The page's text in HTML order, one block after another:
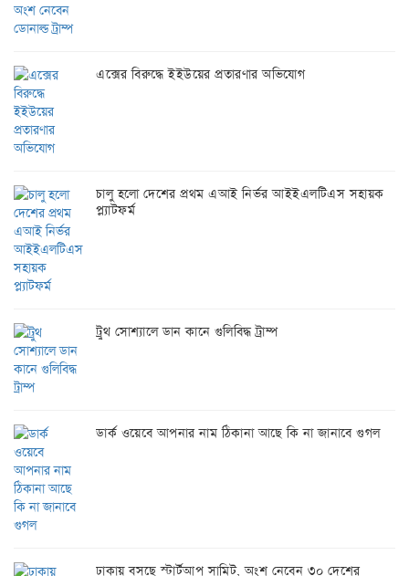
এক্সের বিরুদ্ধে ইইউয়ের প্রতারণার অভিযোগ
চালু হলো দেশের প্রথম এআই নির্ভর আইইএলটিএস সহায়ক
প্ল্যাটফর্ম
ট্রুথ সোশ্যালে ডান কানে গুলিবিদ্ধ ট্রাম্প
ডার্ক ওয়েবে আপনার নাম ঠিকানা আছে কি না জানাবে গুগল
ঢাকায় বসছে স্টার্টআপ সামিট, অংশ নেবেন ৩০ দেশের